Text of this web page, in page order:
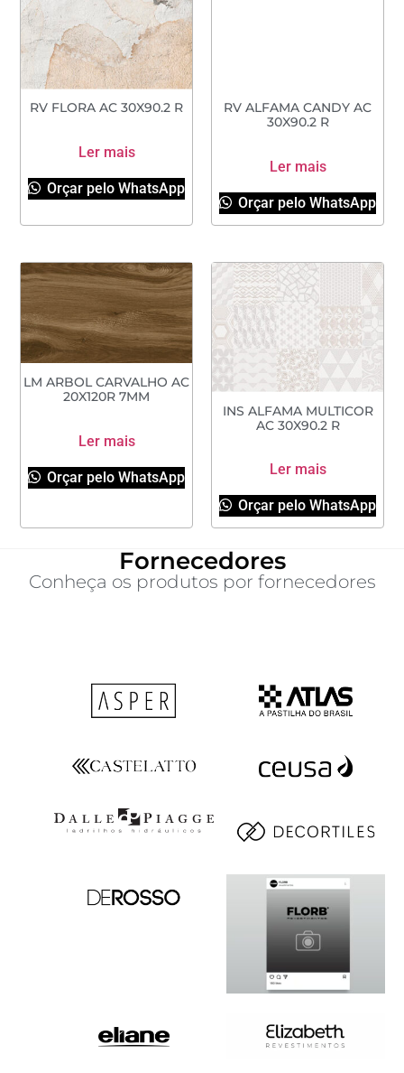
RV FLORA AC 30X90.2 R
Ler mais
Orçar pelo WhatsApp
RV ALFAMA CANDY AC
30X90.2 R
Ler mais
Orçar pelo WhatsApp
LM ARBOL CARVALHO AC
20X120R 7MM
Ler mais
Orçar pelo WhatsApp
INS ALFAMA MULTICOR
AC 30X90.2 R
Ler mais
Orçar pelo WhatsApp
Fornecedores
Conheça os produtos por fornecedores